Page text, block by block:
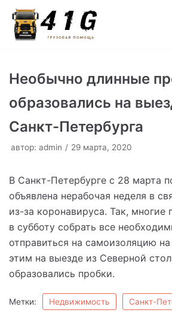
Перейти
к
Необычно длинные
образовались на
Санкт-Петербурга
автор: admin 29 марта, 2020
В Санкт-Петербурге с 28 марта
объявлена нерабочая неделя в
из-за коронавируса. Так,
в субботу собрать все
отправиться на самоизоляцию
этим на выезде из Северной
образовались пробки.
Метки: Недвижимость Санкт-